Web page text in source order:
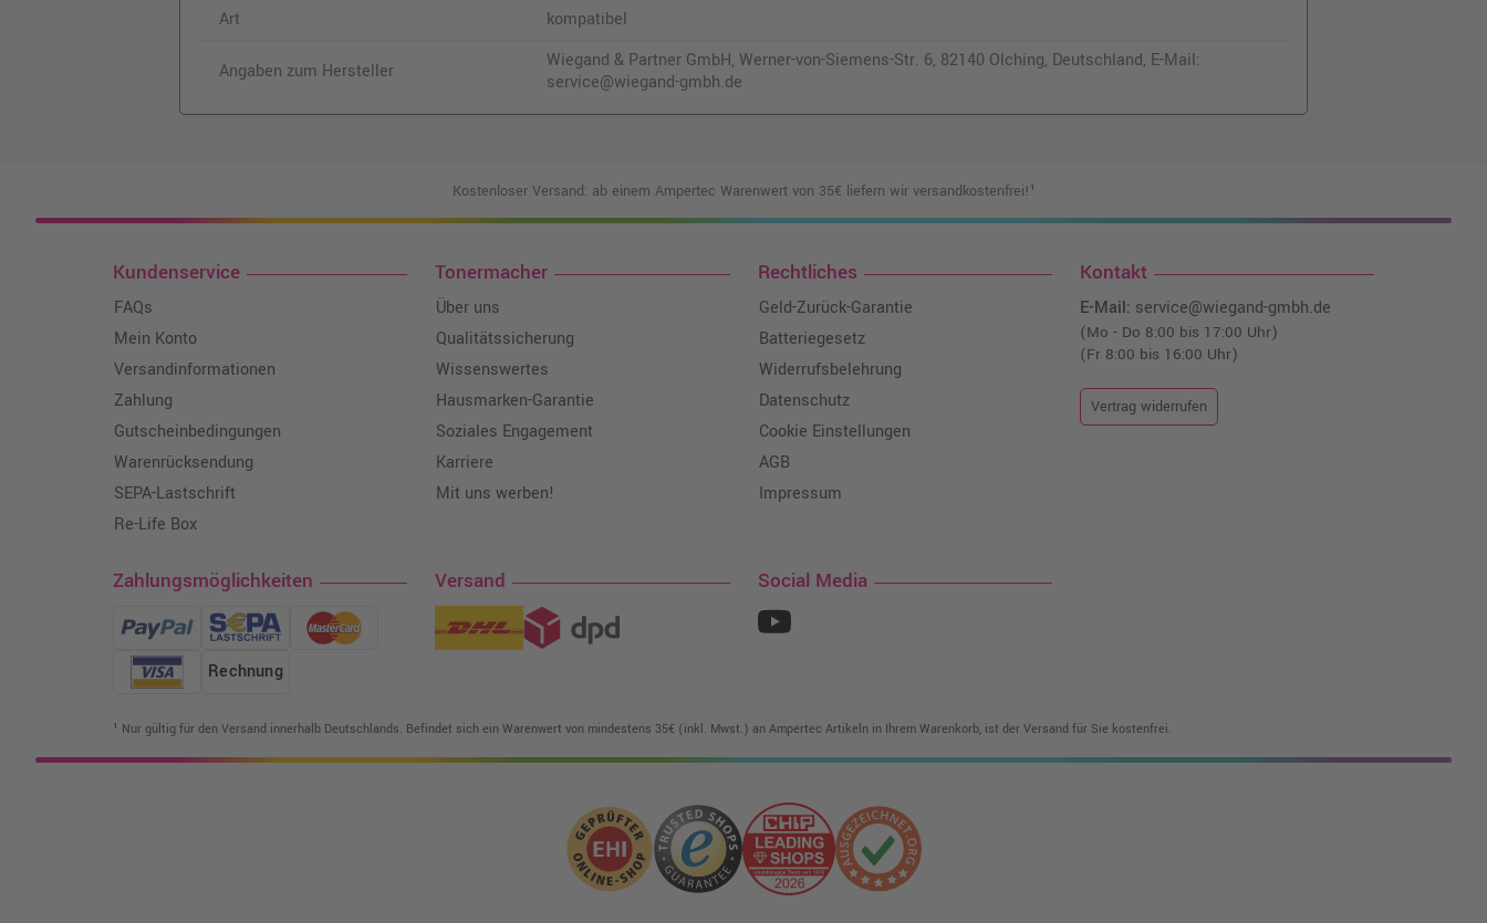
Art
kompatibel
Angaben zum Hersteller
Wiegand & Partner GmbH, Werner-von-Siemens-Str. 6, 82140 Olching, Deutschland, E-Mail:
service@wiegand-gmbh.de
Kostenloser Versand: ab einem Ampertec Warenwert von 35€ liefern wir versandkostenfrei!¹
Kundenservice
FAQs
Mein Konto
Versandinformationen
Zahlung
Gutscheinbedingungen
Warenrücksendung
SEPA-Lastschrift
Re-Life Box
Tonermacher
Über uns
Qualitätssicherung
Wissenswertes
Hausmarken-Garantie
Soziales Engagement
Karriere
Mit uns werben!
Rechtliches
Geld-Zurück-Garantie
Batteriegesetz
Widerrufsbelehrung
Datenschutz
Cookie Einstellungen
AGB
Impressum
Kontakt
E-Mail: service@wiegand-gmbh.de
(Mo - Do 8:00 bis 17:00 Uhr)
(Fr 8:00 bis 16:00 Uhr)
Vertrag widerrufen
Zahlungsmöglichkeiten
Rechnung
Versand Social Media
¹ Nur gültig für den Versand innerhalb Deutschlands. Befindet sich ein Warenwert von mindestens 35€ (inkl. Mwst.) an Ampertec Artikeln in Ihrem Warenkorb, ist der Versand für Sie kostenfrei.